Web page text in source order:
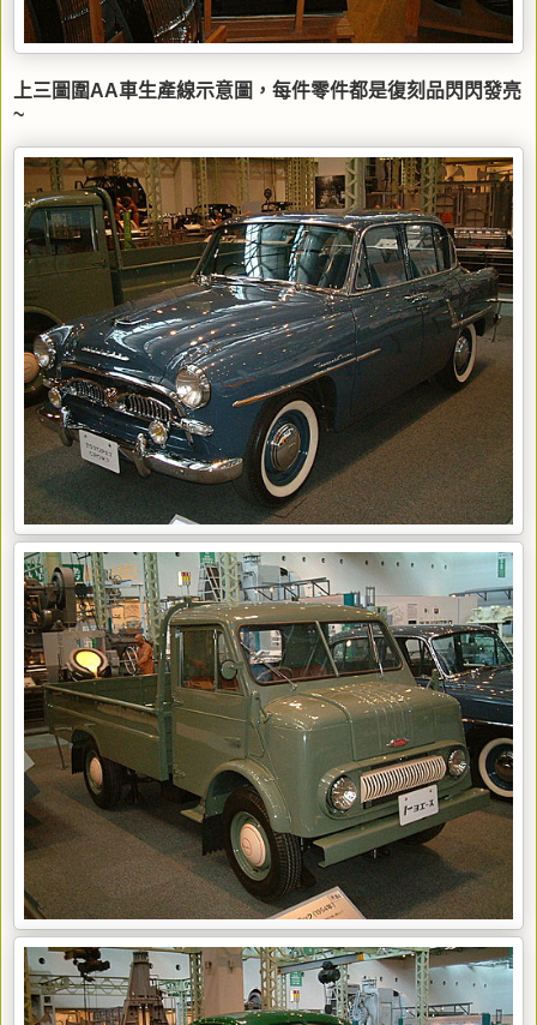
上三圖圍AA車生產線示意圖，每件零件都是復刻品閃閃發亮
~